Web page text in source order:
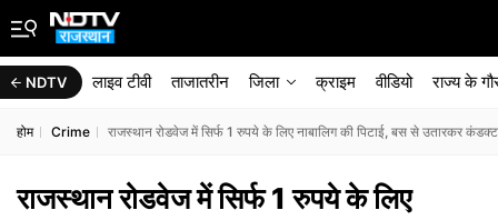
NDTV लाइव टीवी ताजातरीन जिला क्राइम वीडियो राज्‍य के
होम Crime राजस्थान रोडवेज में सिर्फ 1 रुपये के लिए नाबालिग की पिटाई, बस से उतारकर
राजस्थान रोडवेज में सिर्फ 1 रुपये के लिए